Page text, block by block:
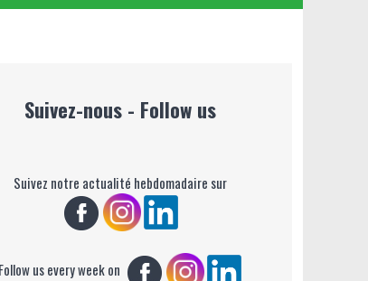
Suivez-nous - Follow us
Suivez notre actualité hebdomadaire sur
Follow us every week on